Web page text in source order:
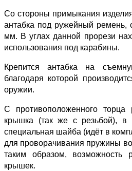
Со стороны примыкания
антабка под ружейный ремень,
мм. В углах данной прорези
использования под карабины.
Крепится антабка на
благодаря которой
оружии.
С противоположенного торца
крышка (так же с резьбой), в
специальная шайба (идёт в
для проворачивания пружины
таким образом, возможность
крышек.